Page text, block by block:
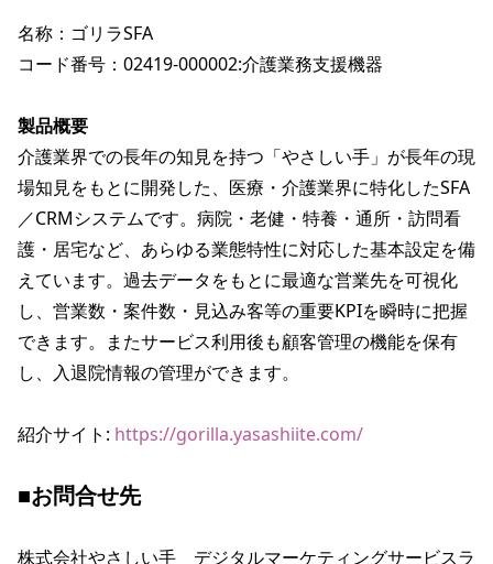
名称：ゴリラSFA
コード番号：02419-000002:介護業務支援機器
製品概要
介護業界での長年の知見を持つ「やさしい手」が長年の現
場知見をもとに開発した、医療・介護業界に特化したSFA
／CRMシステムです。病院・老健・特養・通所・訪問看
護・居宅など、あらゆる業態特性に対応した基本設定を備
えています。過去データをもとに最適な営業先を可視化
し、営業数・案件数・見込み客等の重要KPIを瞬時に把握
できます。またサービス利用後も顧客管理の機能を保有
し、入退院情報の管理ができます。
紹介サイト: https://gorilla.yasashiite.com/
■お問合せ先
株式会社やさしい手　デジタルマーケティングサービスラ